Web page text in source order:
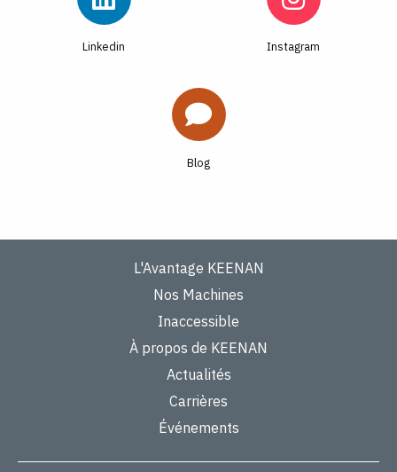
Linkedin Instagram
Blog
L'Avantage KEENAN
Nos Machines
Inaccessible
À propos de KEENAN
Actualités
Carrières
Événements